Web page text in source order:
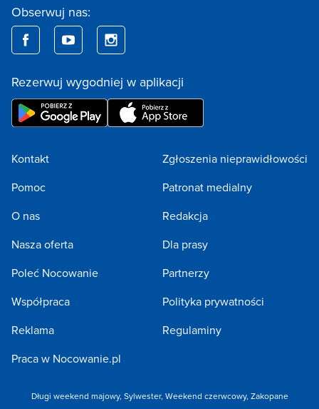
Obserwuj nas:
Rezerwuj wygodniej w aplikacji
Kontakt
Pomoc
O nas
Nasza oferta
Poleć Nocowanie
Współpraca
Reklama
Praca w Nocowanie.pl
Zgłoszenia nieprawidłowości
Patronat medialny
Redakcja
Dla prasy
Partnerzy
Polityka prywatności
Regulaminy
Długi weekend majowy, Sylwester, Weekend czerwcowy, Zakopane